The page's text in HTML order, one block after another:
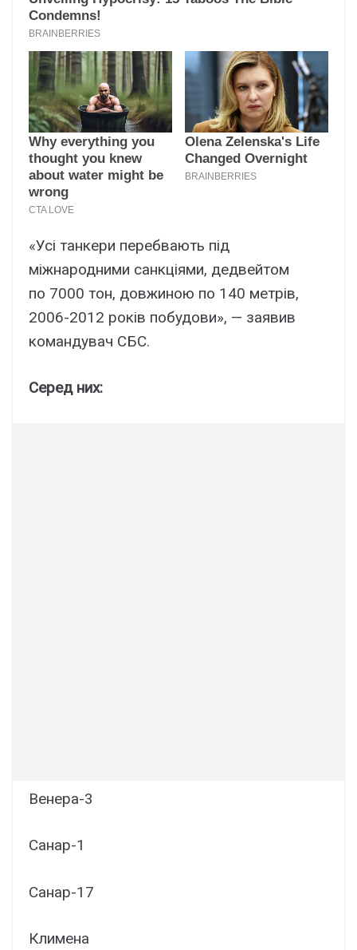
«Усі танкери перебвають під
міжнародними санкціями, дедвейтом
по 7000 тон, довжиною по 140 метрів,
2006-2012 років побудови», — заявив
командувач СБС.
Серед них:
Венера-3
Санар-1
Санар-17
Климена